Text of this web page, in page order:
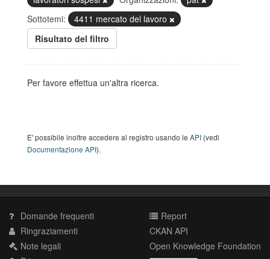
Sottotemi:
4411 mercato del lavoro
Risultato del filtro
Per favore effettua un'altra ricerca.
E' possibile inoltre accedere al registro usando le API (vedi
Documentazione API).
Domande frequenti
Ringraziamenti
Note legali
Report
CKAN API
Open Knowledge Foundation